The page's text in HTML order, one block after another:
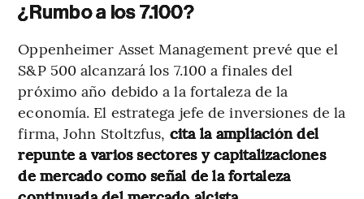
¿Rumbo a los 7.100?
Oppenheimer Asset Management prevé que el
S&P 500 alcanzará los 7.100 a finales del
próximo año debido a la fortaleza de la
economía. El estratega jefe de inversiones de la
firma, John Stoltzfus, cita la ampliación del
repunte a varios sectores y capitalizaciones
de mercado como señal de la fortaleza